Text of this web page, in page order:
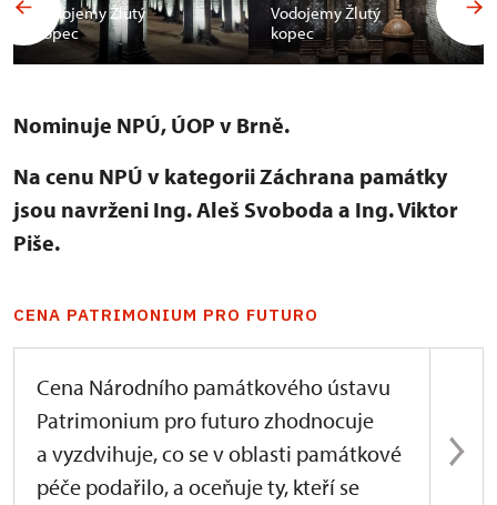
Vodojemy Žlutý
kopec
Vodojemy Žlutý
kopec
Nominuje NPÚ, ÚOP v Brně.
Na cenu NPÚ v kategorii Záchrana památky
jsou navrženi Ing. Aleš Svoboda a Ing. Viktor
Piše.
CENA PATRIMONIUM PRO FUTURO
Cena Národního památkového ústavu
Patrimonium pro futuro zhodnocuje
a vyzdvihuje, co se v oblasti památkové
péče podařilo, a oceňuje ty, kteří se